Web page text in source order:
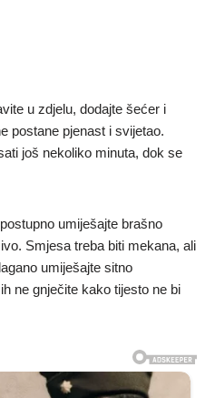
u zdjelu, dodajte šećer i
postane pjenast i svijetao.
još nekoliko minuta, dok se
umiješajte brašno
Smjesa treba biti mekana, ali
umiješajte sitno
ne gnječite kako tijesto ne bi